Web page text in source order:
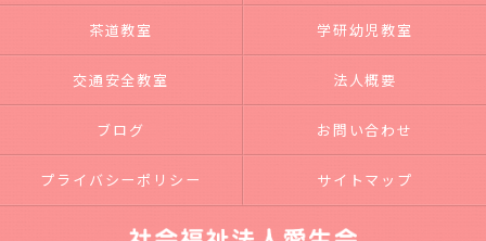
茶道教室 学研幼児教室
交通安全教室 法人概要
ブログ お問い合わせ
プライバシーポリシー サイトマップ